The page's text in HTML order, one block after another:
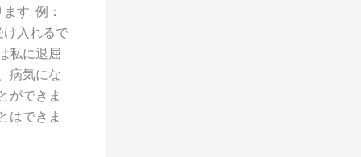
す. 例：
け入れるで
私に退屈
病気にな
ができま
はできま